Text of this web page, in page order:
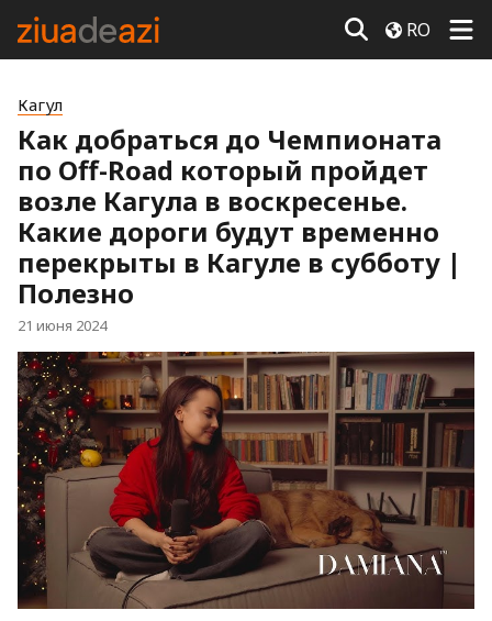
RO
Кагул
Как добраться до Чемпионата
по Off-Road который пройдет
возле Кагула в воскресенье.
Какие дороги будут временно
перекрыты в Кагуле в субботу |
Полезно
21 июня 2024